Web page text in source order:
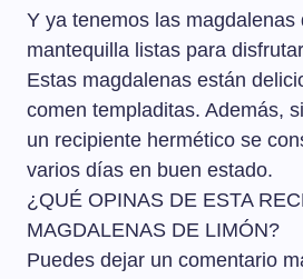
Y ya tenemos las magdalenas
mantequilla listas para
Estas magdalenas están
comen templaditas. Además,
un recipiente hermético se
varios días en buen estado.
¿QUÉ OPINAS DE ESTA
MAGDALENAS DE LIMÓN?
Puedes dejar un comentario